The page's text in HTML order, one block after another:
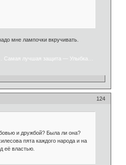
мне лампочки вкручивать.
Самая лучшая защита — Улыбка…
124
и дружбой? Была ли она?
пята каждого народа и на
её властью.